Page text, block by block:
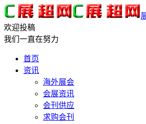
欢迎投稿
我们一直在努力
首页
资讯
海外展会
会展资讯
会刊供应
求购会刊